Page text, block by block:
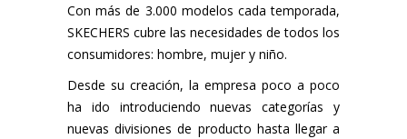
Con más de 3.000 modelos cada temporada,
SKECHERS cubre las necesidades de todos los
consumidores: hombre, mujer y niño.
Desde su creación, la empresa poco a poco
ha ido introduciendo nuevas categorías y
nuevas divisiones de producto hasta llegar a